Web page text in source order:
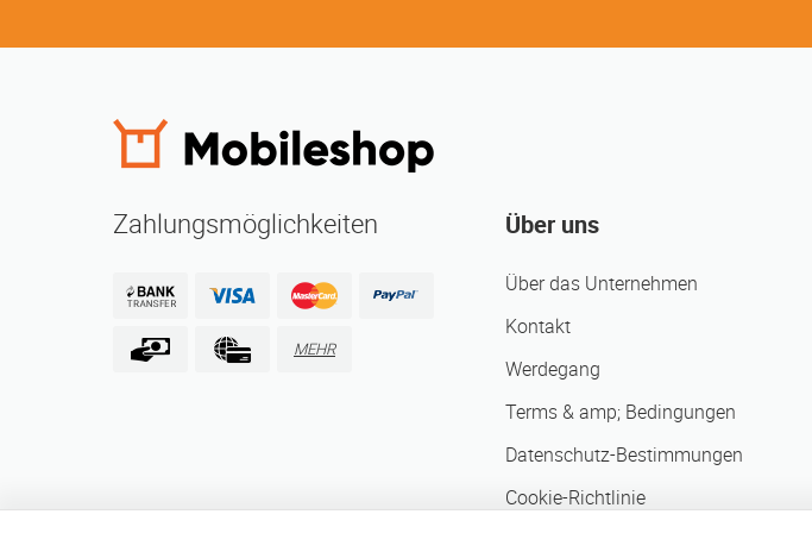
Zahlungsmöglichkeiten
MEHR
Über uns
Über das Unternehmen
Kontakt
Werdegang
Terms & amp; Bedingungen
Datenschutz-Bestimmungen
Cookie-Richtlinie